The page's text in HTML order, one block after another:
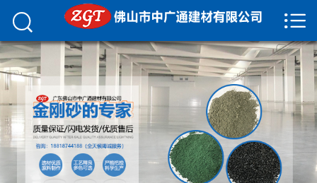
 网站首页
关于我们
新闻中心
产品中心
人才招聘

